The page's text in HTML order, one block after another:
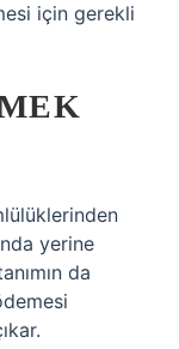
için gerekli
yerine
da